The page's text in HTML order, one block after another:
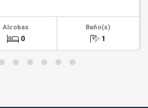
Alcobas
0
Baño(s)
1